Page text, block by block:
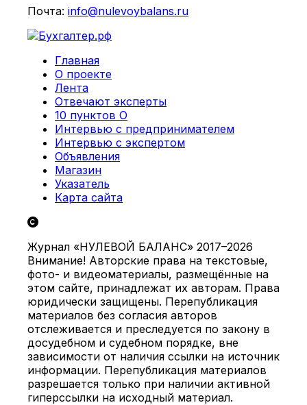
Почта: info@nulevoybalans.ru
Главная
О проекте
Лента
Отвечают эксперты
10 пунктов О
Интервью с предпринимателем
Интервью с экспертом
Объявления
Магазин
Указатель
Карта сайта
Журнал «НУЛЕВОЙ БАЛАНС» 2017–2026
Внимание! Авторские права на текстовые,
фото- и видеоматериалы, размещённые на
этом сайте, принадлежат их авторам. Права
юридически защищены. Перепубликация
материалов без согласия авторов
отслеживается и преследуется по закону в
досудебном и судебном порядке, вне
зависимости от наличия ссылки на источник
информации. Перепубликация материалов
разрешается только при наличии активной
гиперссылки на исходный материал.